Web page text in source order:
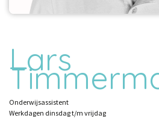
Lars
Onderwijsassistent
Werkdagen dinsdag t/m vrijdag